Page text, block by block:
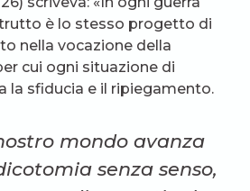
è lo stesso progetto di
nella vocazione della
cui ogni situazione di
la sfiducia e il ripiegamento.
mondo avanza
senza senso,